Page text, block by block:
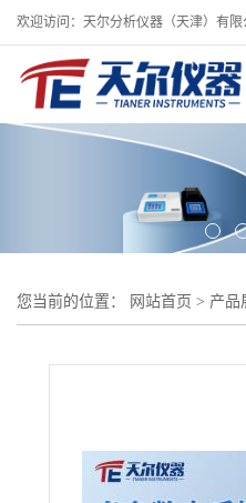
欢迎访问：天尔分析仪器（天津）有限
您当前的位置： 网站首页 > 产品